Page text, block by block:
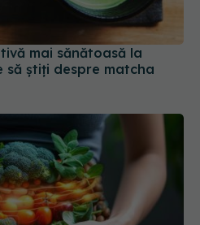
mai sănătoasă la
știți despre matcha